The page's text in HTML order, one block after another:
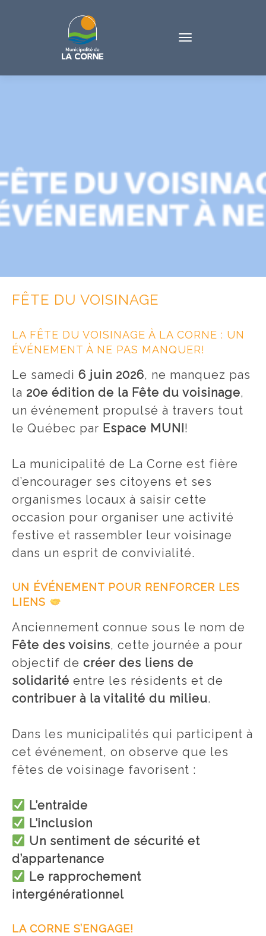
FÊTE DU VOISINAGE
LA FÊTE DU VOISINAGE À LA CORNE : UN
ÉVÉNEMENT À NE PAS MANQUER!
Le samedi 6 juin 2026, ne manquez pas
la 20e édition de la Fête du voisinage,
un événement propulsé à travers tout
le Québec par Espace MUNI!
La municipalité de La Corne est fière
d’encourager ses citoyens et ses
organismes locaux à saisir cette
occasion pour organiser une activité
festive et rassembler leur voisinage
dans un esprit de convivialité.
UN ÉVÉNEMENT POUR RENFORCER LES
LIENS
Anciennement connue sous le nom de
Fête des voisins, cette journée a pour
objectif de créer des liens de
solidarité entre les résidents et de
contribuer à la vitalité du milieu.
Dans les municipalités qui participent à
cet événement, on observe que les
fêtes de voisinage favorisent :
L’entraide
L’inclusion
Un sentiment de sécurité et
d’appartenance
Le rapprochement
intergénérationnel
LA CORNE S’ENGAGE!